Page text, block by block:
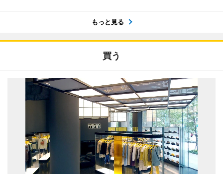
もっと見る
買う